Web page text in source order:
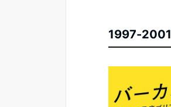
1997-2001